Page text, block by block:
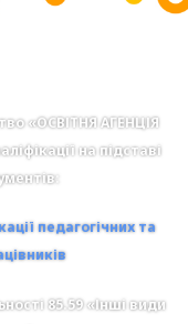
Києва"
«ОСВІТНЯ АГЕНЦІЯ
на підставі
педагогічних та
85.59 «Інші види